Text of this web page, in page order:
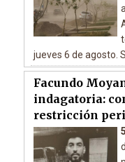
jueves 6 de agosto.
Facundo
indagatoria:
restricción